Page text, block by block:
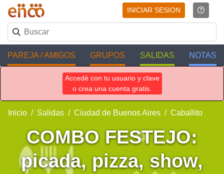
INICIAR SESION
PAREJA / AMIGOS GRUPOS SALIDAS NOTAS
Accedé con tu usuario y clave
o crea una cuenta gratis.
Inicio Salidas Ciudad de Buenos Aires Caballito
COMBO FESTEJO:
picada, pizza, show,